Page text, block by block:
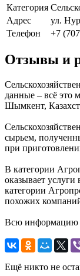
Категория
Адрес
ул.
Телефон
+7
Отзывы и
данные – всё это
Шымкент,
сырьем,
при
В категории
оказывает услуги
категории
похожих
Всю информацию
Ещё никто не